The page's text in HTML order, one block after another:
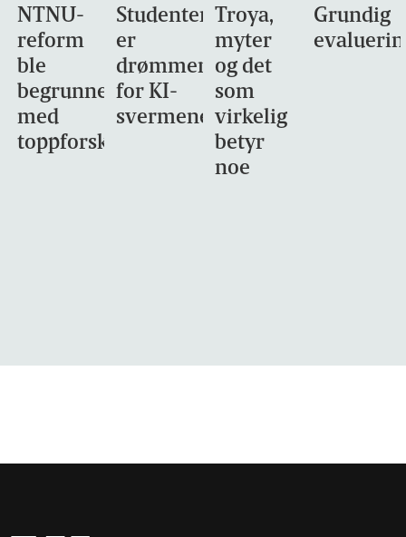
NTNU-
reform
ble
begrunnet
med
toppforskning
Studentene
er
drømmemålet
for KI-
svermene
Troya,
myter
og det
som
virkelig
betyr
noe
Grundig